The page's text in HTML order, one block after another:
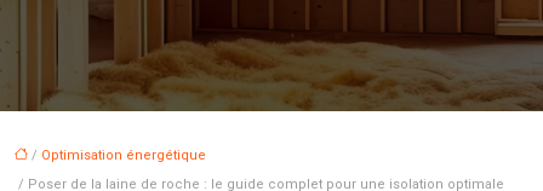
/ Optimisation énergétique
/ Poser de la laine de roche : le guide complet pour une isolation optimale